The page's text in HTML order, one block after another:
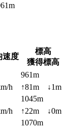
速度
標高
獲得標高
961m
h ↑81m ↓1m
1045m
h ↑22m ↓0m
1070m